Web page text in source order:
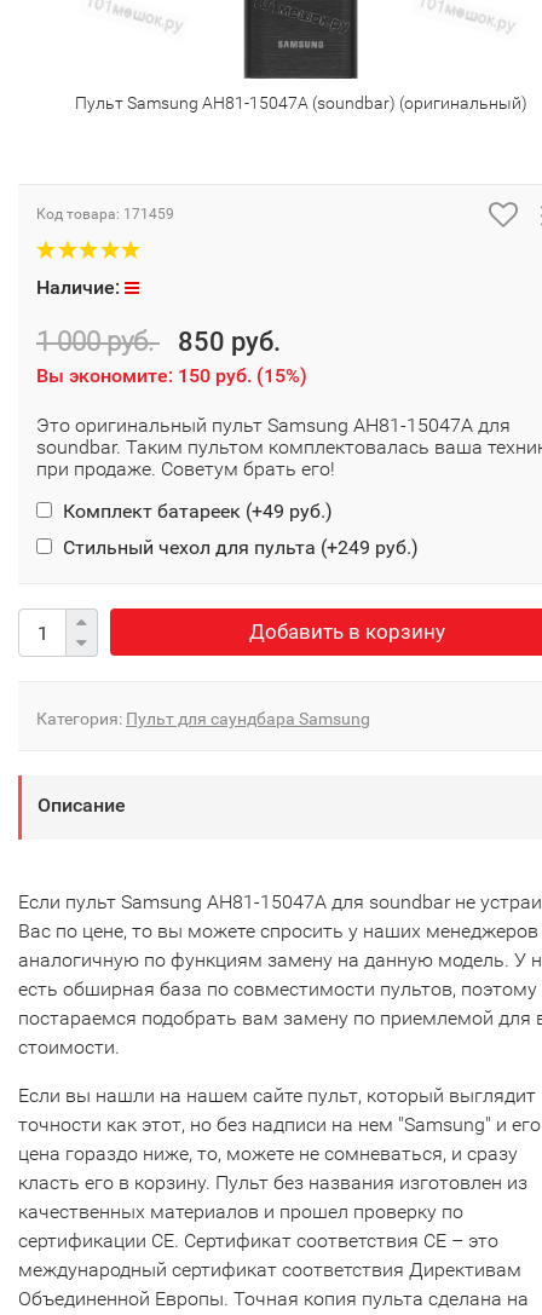
Пульт Samsung AH81-15047A (soundbar) (оригинальный)
Код товара: 171459
Наличие:
1 000 руб. 850 руб.
Вы экономите: 150 руб. (15%)
Это оригинальный пульт Samsung AH81-15047A для
soundbar. Таким пультом комплектовалась ваша
при продаже. Советум брать его!
Комплект батареек (+49 руб.)
Стильный чехол для пульта (+249 руб.)
Добавить в корзину
Категория: Пульт для саундбара Samsung
Описание
Если пульт Samsung AH81-15047A для soundbar не
Вас по цене, то вы можете спросить у наших менеджеров
аналогичную по функциям замену на данную модель. У
есть обширная база по совместимости пультов,
постараемся подобрать вам замену по приемлемой для
стоимости.
Если вы нашли на нашем сайте пульт, который выглядит
точности как этот, но без надписи на нем "Samsung" и его
цена гораздо ниже, то, можете не сомневаться, и сразу
класть его в корзину. Пульт без названия изготовлен из
качественных материалов и прошел проверку по
сертификации CE. Сертификат соответствия СЕ – это
международный сертификат соответствия Директивам
Объединенной Европы. Точная копия пульта сделана на